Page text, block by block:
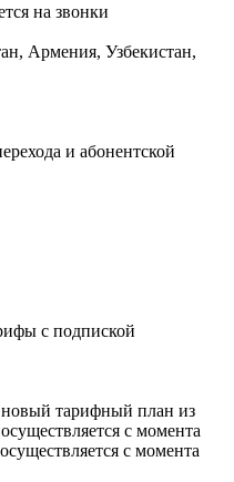
на звонки
Армения, Узбекистан,
и абонентской
с подпиской
новый тарифный план из
с момента
с момента